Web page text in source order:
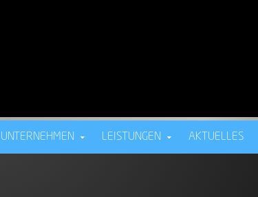
UNTERNEHMEN LEISTUNGEN AKTUELLES